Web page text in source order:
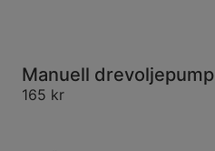
Manuell drevoljepump
165 kr